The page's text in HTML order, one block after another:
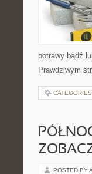
potrawy bądź
Prawdziwym
POSTED BY